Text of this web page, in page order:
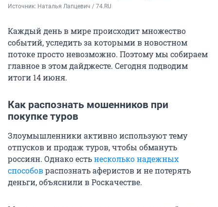
Источник: Наталья Лапцевич / 74.RU
Каждый день в мире происходит множество
событий, уследить за которыми в новостном
потоке просто невозможно. Поэтому мы собираем
главное в этом дайджесте. Сегодня подводим
итоги 14 июня.
Как распознать мошенников при
покупке туров
Злоумышленники активно используют тему
отпусков и продаж туров, чтобы обмануть
россиян. Однако естьнесколько надежных
способовраспознать аферистов и не потерять
деньги, объяснили в Роскачестве.